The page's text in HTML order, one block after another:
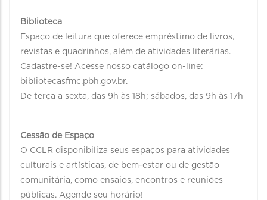
Biblioteca
Espaço de leitura que oferece empréstimo de livros,
revistas e quadrinhos, além de atividades literárias.
Cadastre-se! Acesse nosso catálogo on-line:
bibliotecasfmc.pbh.gov.br.
De terça a sexta, das 9h às 18h; sábados, das 9h às 17h
Cessão de Espaço
O CCLR disponibiliza seus espaços para atividades
culturais e artísticas, de bem-estar ou de gestão
comunitária, como ensaios, encontros e reuniões
públicas. Agende seu horário!